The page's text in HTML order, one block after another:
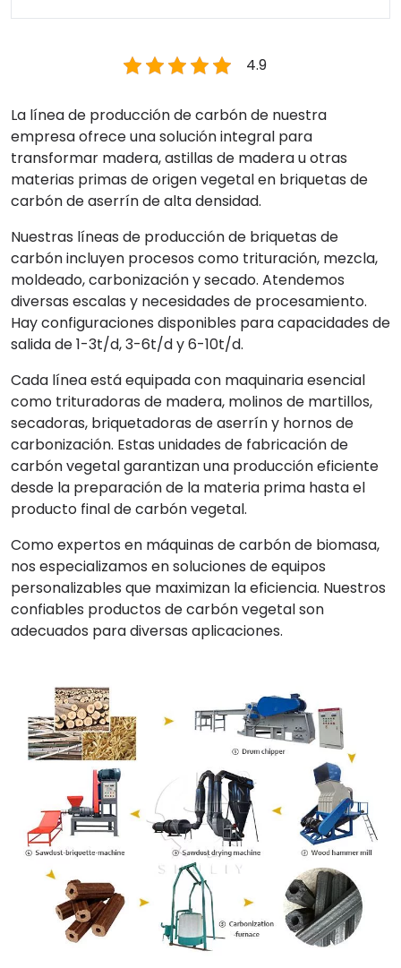
4.9
La línea de producción de carbón de nuestra
empresa ofrece una solución integral para
transformar madera, astillas de madera u otras
materias primas de origen vegetal en briquetas de
carbón de aserrín de alta densidad.
Nuestras líneas de producción de briquetas de
carbón incluyen procesos como trituración, mezcla,
moldeado, carbonización y secado. Atendemos
diversas escalas y necesidades de procesamiento.
Hay configuraciones disponibles para capacidades de
salida de 1-3t/d, 3-6t/d y 6-10t/d.
Cada línea está equipada con maquinaria esencial
como trituradoras de madera, molinos de martillos,
secadoras, briquetadoras de aserrín y hornos de
carbonización. Estas unidades de fabricación de
carbón vegetal garantizan una producción eficiente
desde la preparación de la materia prima hasta el
producto final de carbón vegetal.
Como expertos en máquinas de carbón de biomasa,
nos especializamos en soluciones de equipos
personalizables que maximizan la eficiencia. Nuestros
confiables productos de carbón vegetal son
adecuados para diversas aplicaciones.